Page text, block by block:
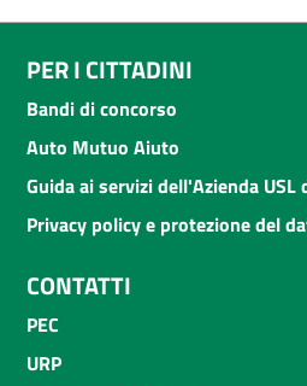
PER I CITTADINI
Bandi di concorso
Auto Mutuo Aiuto
Guida ai servizi dell'Azienda USL
Privacy policy e protezione del
CONTATTI
PEC
URP